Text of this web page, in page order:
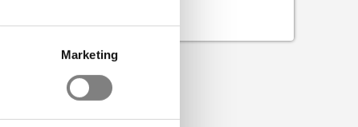
Marketing